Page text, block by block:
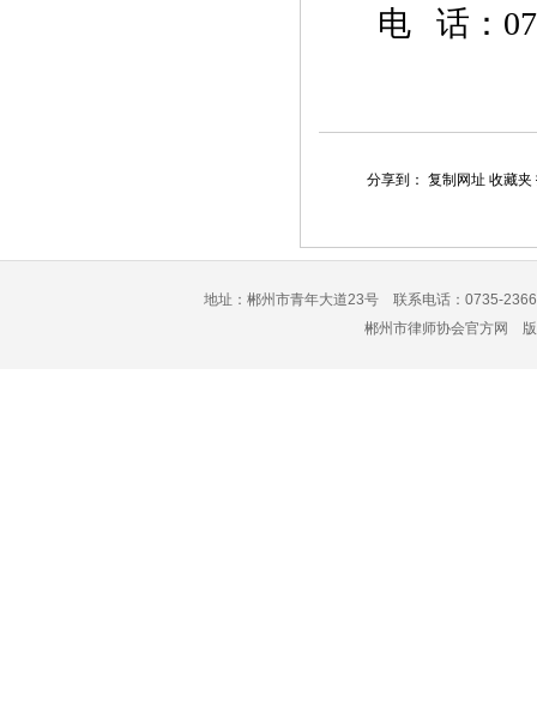
电 话：
分享到： 复制网址 收藏夹
地址：郴州市青年大道23号 联系电话：0735-
郴州市律师协会官方网